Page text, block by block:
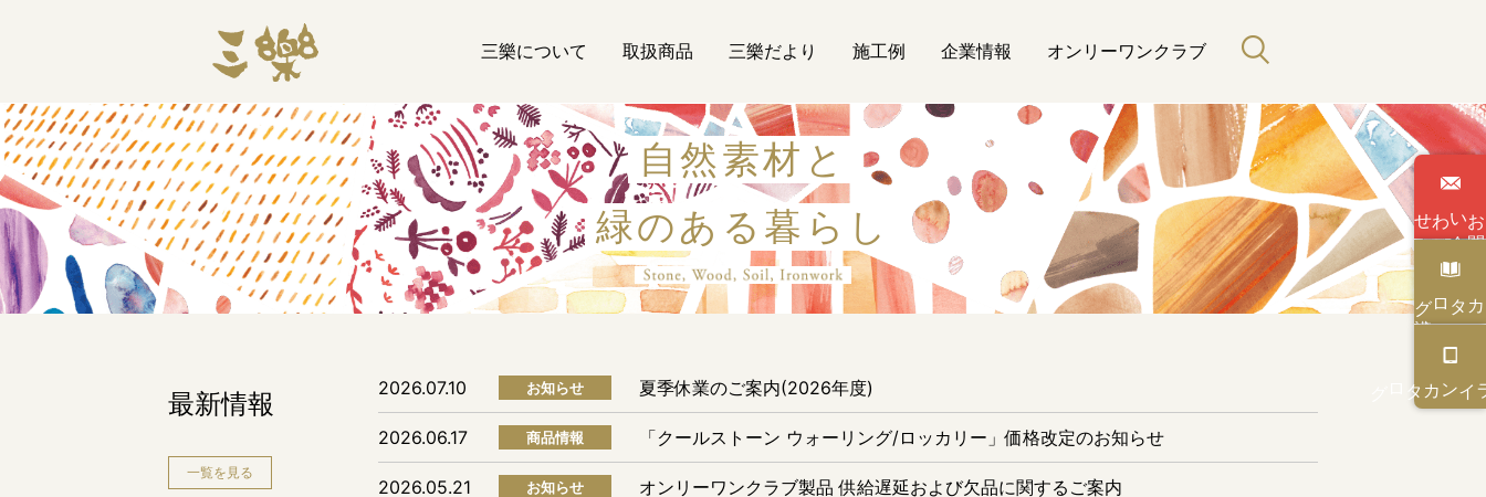
い
わせ
カタログ
オンライン
三樂について 取扱商品 三樂だより 施工例 企業情報 オンリーワンクラブ
自然素材と
緑のある暮らし
最新情報
一覧を見る
2026.07.10 お知らせ 夏季休業のご案内(2026年度)
2026.06.17 商品情報 「クールストーン ウォーリング/ロッカリー」価格改定のお知らせ
2026.05.21 お知らせ オンリーワンクラブ製品 供給遅延および欠品に関するご案内